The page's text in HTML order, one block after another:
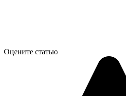
Оцените статью